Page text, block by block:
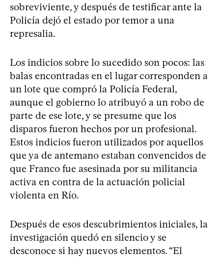
sobreviviente, y después de testificar ante la
Policía dejó el estado por temor a una
represalia.
Los indicios sobre lo sucedido son pocos: las
balas encontradas en el lugar corresponden a
un lote que compró la Policía Federal,
aunque el gobierno lo atribuyó a un robo de
parte de ese lote, y se presume que los
disparos fueron hechos por un profesional.
Estos indicios fueron utilizados por aquellos
que ya de antemano estaban convencidos de
que Franco fue asesinada por su militancia
activa en contra de la actuación policial
violenta en Río.
Después de esos descubrimientos iniciales, la
investigación quedó en silencio y se
desconoce si hay nuevos elementos. “El